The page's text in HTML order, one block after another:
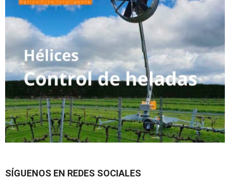
SÍGUENOS EN REDES SOCIALES